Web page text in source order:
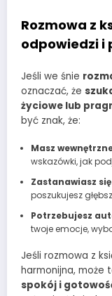
Rozmowa z
odpowiedzi i
Jeśli we śnie
oznaczać, że
życiowe lub
być znak, że:
Masz
wskazówki, jak
Zastanawiasz
poszukujesz
Potrzebujesz
twoje emocje,
Jeśli rozmowa z
harmonijna, może
spokój i